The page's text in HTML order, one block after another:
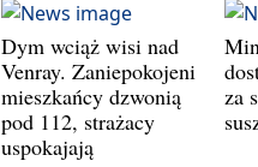
Dym wciąż wisi nad
Venray. Zaniepokojeni
mieszkańcy dzwonią
pod 112, strażacy
uspokajają
za